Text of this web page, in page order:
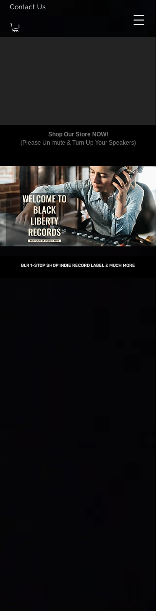
Contact Us
Shop Our Store NOW!
(Please Un-mute & Turn Up Your Speakers)
BLR 1-STOP SHOP INDIE RECORD LABEL & MUCH MORE